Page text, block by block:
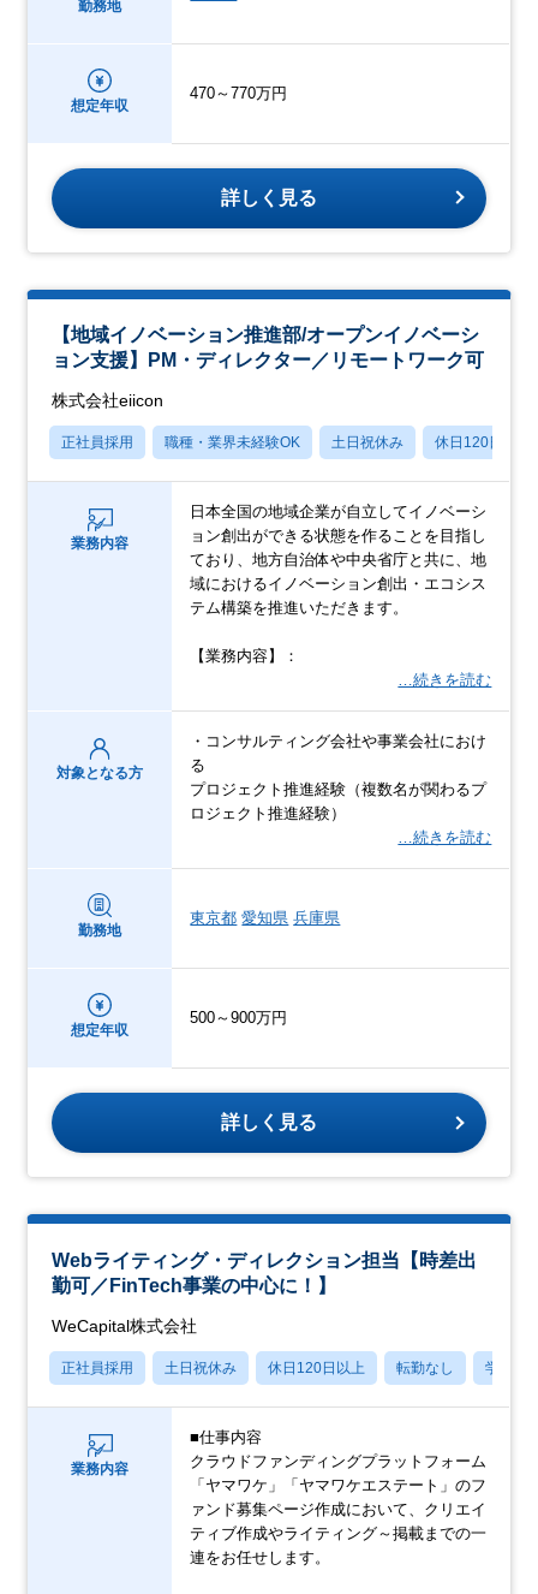
勤務地
想定年収
470～770万円
詳しく見る
【地域イノベーション推進部/オープンイノベーシ
ョン支援】PM・ディレクター／リモートワーク可
株式会社eiicon
正社員採用 職種・業界未経験OK 土日祝休み 休日120日以上
業務内容
日本全国の地域企業が自立してイノベーシ
ョン創出ができる状態を作ることを目指し
ており、地方自治体や中央省庁と共に、地
域におけるイノベーション創出・エコシス
テム構築を推進いただきます。
【業務内容】：
…続きを読む
対象となる方
・コンサルティング会社や事業会社におけ
る
プロジェクト推進経験（複数名が関わるプ
ロジェクト推進経験）
…続きを読む
勤務地
東京都 愛知県 兵庫県
想定年収
500～900万円
詳しく見る
Webライティング・ディレクション担当【時差出
勤可／FinTech事業の中心に！】
WeCapital株式会社
正社員採用 土日祝休み 休日120日以上 転勤なし 学歴不
業務内容
■仕事内容
クラウドファンディングプラットフォーム
「ヤマワケ」「ヤマワケエステート」のフ
ァンド募集ページ作成において、クリエイ
ティブ作成やライティング～掲載までの一
連をお任せします。